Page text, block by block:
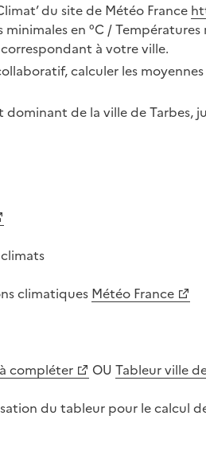
du site de Météo France
minimales en °C /
à votre ville.
calculer les
de la ville de Tarbes,
climatiques Météo France
compléter
OU Tableur ville
du tableur pour le calcul